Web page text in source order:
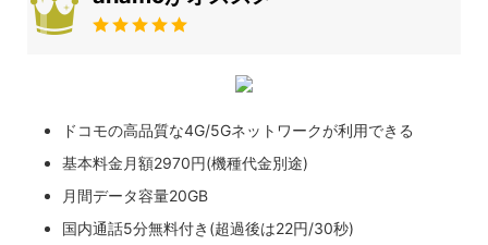
ドコモの高品質な4G/5Gネットワークが利用できる
基本料金月額2970円(機種代金別途)
月間データ容量20GB
国内通話5分無料付き(超過後は22円/30秒)